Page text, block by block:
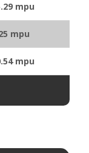
mpu
mpu
mpu